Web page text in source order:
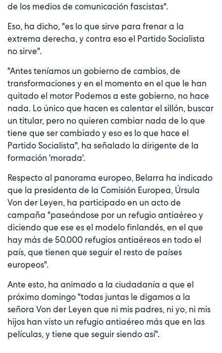
de los medios de comunicación fascistas".
Eso, ha dicho, "es lo que sirve para frenar a la
extrema derecha, y contra eso el Partido Socialista
no sirve".
"Antes teníamos un gobierno de cambios, de
transformaciones y en el momento en el que le han
quitado el motor Podemos a este gobierno, no hace
nada. Lo único que hacen es calentar el sillón, buscar
un titular, pero no quieren cambiar nada de lo que
tiene que ser cambiado y eso es lo que hace el
Partido Socialista", ha señalado la dirigente de la
formación 'morada'.
Respecto al panorama europeo, Belarra ha indicado
que la presidenta de la Comisión Europea, Úrsula
Von der Leyen, ha participado en un acto de
campaña "paseándose por un refugio antiaéreo y
diciendo que ese es el modelo finlandés, en el que
hay más de 50.000 refugios antiaéreos en todo el
país, que tienen que seguir el resto de países
europeos".
Ante esto, ha animado a la ciudadanía a que el
próximo domingo "todas juntas le digamos a la
señora Von der Leyen que ni mis padres, ni yo, ni mis
hijos han visto un refugio antiaéreo más que en las
películas, y tiene que seguir siendo así".